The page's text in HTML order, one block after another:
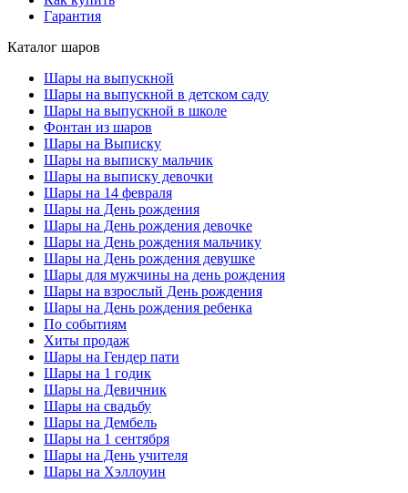
Гарантия
Каталог шаров
Шары на выпускной
Шары на выпускной в детском саду
Шары на выпускной в школе
Фонтан из шаров
Шары на Выписку
Шары на выписку мальчик
Шары на выписку девочки
Шары на 14 февраля
Шары на День рождения
Шары на День рождения девочке
Шары на День рождения мальчику
Шары на День рождения девушке
Шары для мужчины на день рождения
Шары на взрослый День рождения
Шары на День рождения ребенка
По событиям
Хиты продаж
Шары на Гендер пати
Шары на 1 годик
Шары на Девичник
Шары на свадьбу
Шары на Дембель
Шары на 1 сентября
Шары на День учителя
Шары на Хэллоуин